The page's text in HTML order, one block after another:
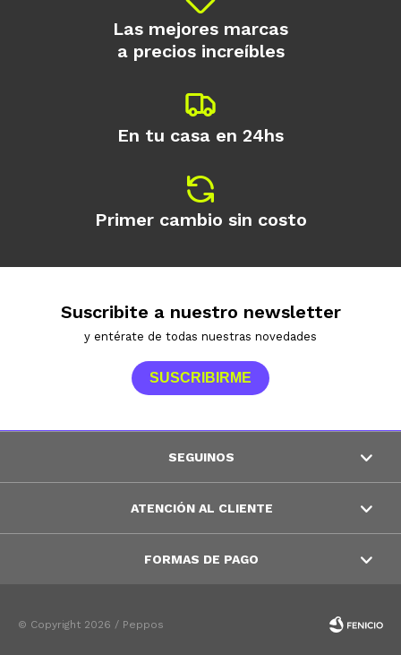
Las mejores marcas
a precios increíbles
En tu casa en 24hs
Primer cambio sin costo
Suscribite a nuestro newsletter
y entérate de todas nuestras novedades
SUSCRIBIRME
SEGUINOS
ATENCIÓN AL CLIENTE
FORMAS DE PAGO
© Copyright 2026 / Peppos